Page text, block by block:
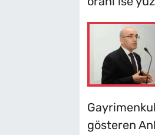
gösteren